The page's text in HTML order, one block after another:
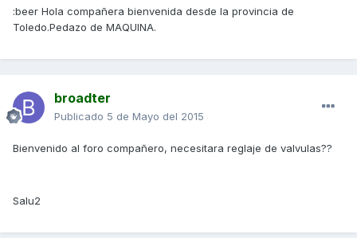
:beer Hola compañera bienvenida desde la provincia de
Toledo.Pedazo de MAQUINA.
broadter
Publicado 5 de Mayo del 2015
Bienvenido al foro compañero, necesitara reglaje de valvulas??
Salu2